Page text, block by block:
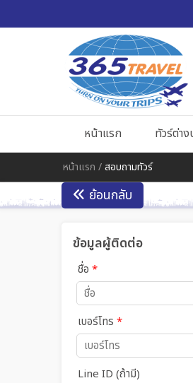
หน้าแรก ทัวร์ต่าง
หน้าแรก /สอบถามทัวร์
ย้อนกลับ
ข้อมูลผู้ติดต่อ
ชื่อ *
เบอร์โทร *
Line ID (ถ้ามี)